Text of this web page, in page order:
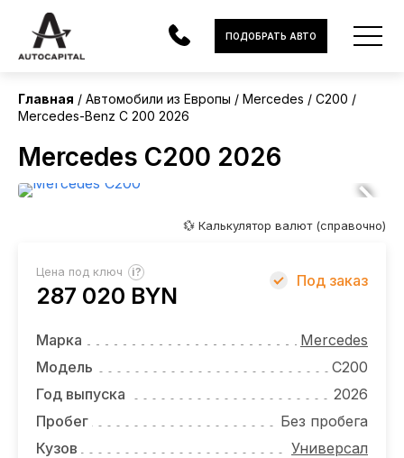
АВТОМОБИЛИ
ЭЛЕКТРОМОБИЛИ
УСЛУГИ
НОВОСТИ
ОТЗЫВЫ
ВАКАНСИИ
ПОДОБРАТЬ АВТО
Главная Автомобили из Европы Mercedes
C200
Mercedes-Benz C 200 2026
Mercedes C200 2026
Европа
Без пробега
💱 Калькулятор валют (справочно)
Цена под ключ ?
287 020 BYN
Под заказ
Марка
Mercedes
Модель
C200
Год выпуска
2026
Пробег
Без пробега
Кузов
Универсал